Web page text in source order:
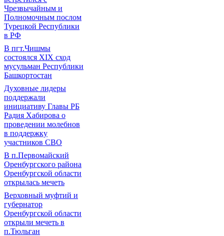
Чрезвычайным и
Полномочным послом
Турецкой Республики
в РФ
В пгт.Чишмы
состоялся XIX сход
мусульман Республики
Башкортостан
Духовные лидеры
поддержали
инициативу Главы РБ
Радия Хабирова о
проведении молебнов
в поддержку
участников СВО
В п.Первомайский
Оренбургского района
Оренбургской области
открылась мечеть
Верховный муфтий и
губернатор
Оренбургской области
открыли мечеть в
п.Тюльган